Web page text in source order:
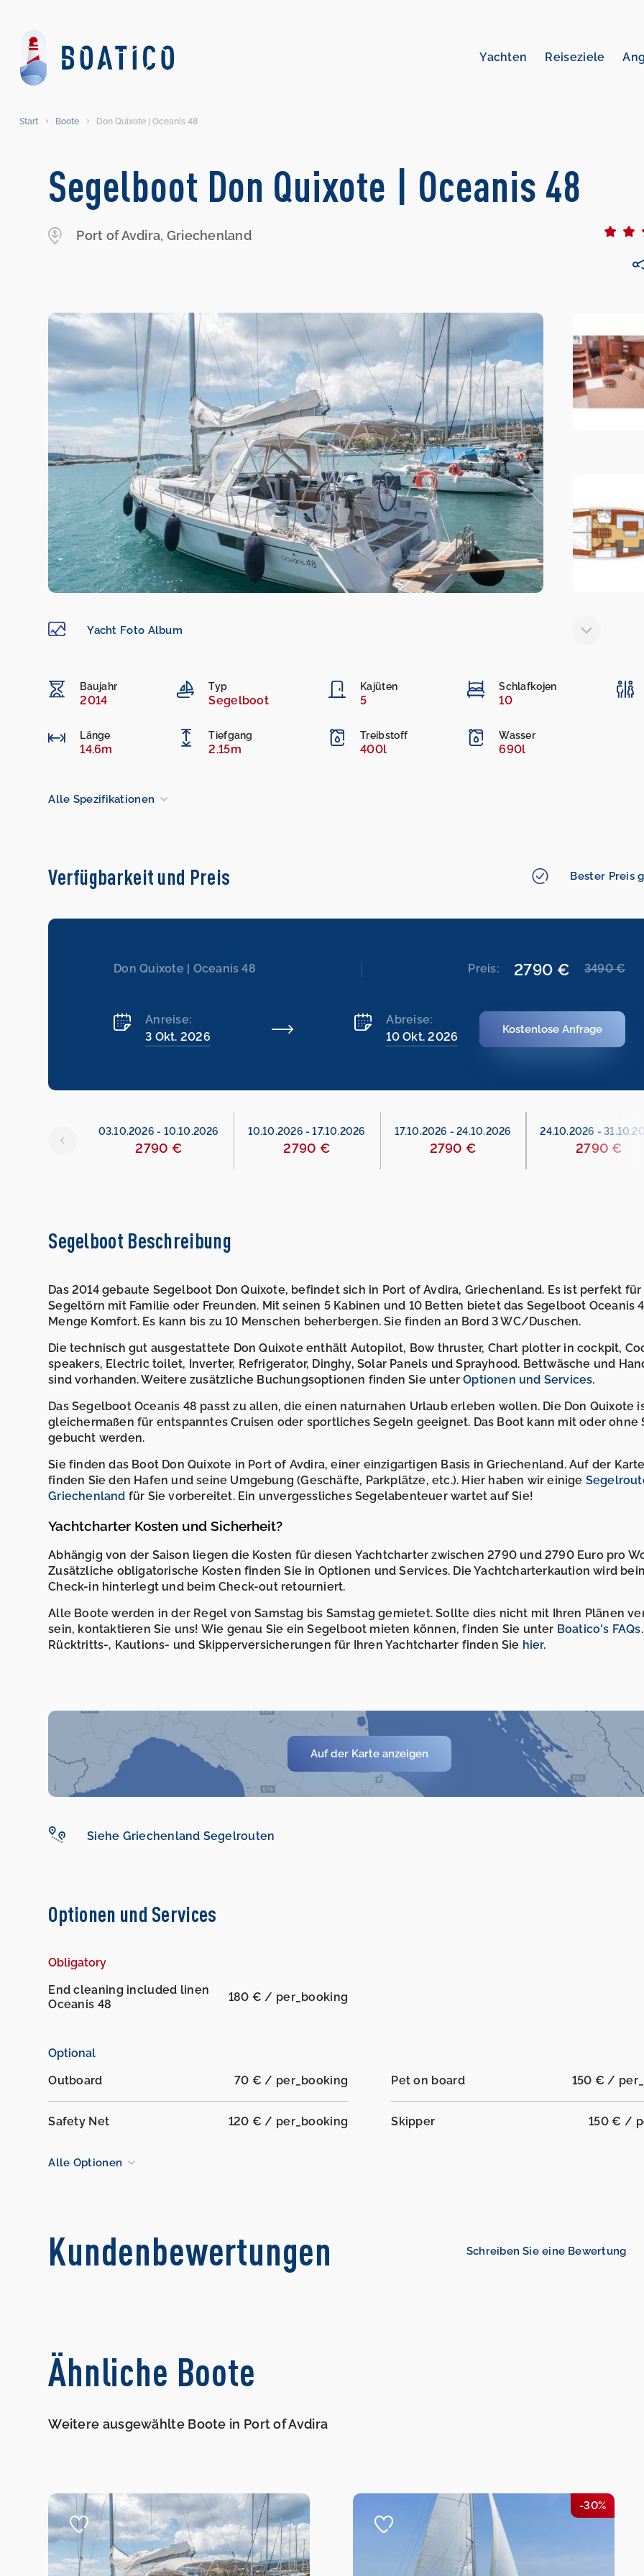
Yachten Reiseziele
Start Boote Don Quixote | Oceanis 48
Segelboot Don Quixote | Oceanis 48
Port of Avdira, Griechenland
Yacht Foto Album
Baujahr
2014
Typ
Segelboot
Kajüten
5
Schlafkojen
10
Länge
14.6m
Tiefgang
2.15m
Treibstoff
400l
Wasser
690l
Alle Spezifikationen
Verfügbarkeit und Preis Bester Preis
Don Quixote | Oceanis 48 Preis: 2790 € 3490 €
Anreise:
3 Okt. 2026
Abreise:
10 Okt. 2026
Kostenlose Anfrage
03.10.2026 - 10.10.2026
2790 €
10.10.2026 -17.10.2026
2790 €
17.10.2026 -24.10.2026
2790 €
24.10.2026 -
2790 €
Segelboot Beschreibung
Das 2014 gebaute Segelboot Don Quixote, befindet sich in Port of Avdira, Griechenland. Es ist perfekt für
Segeltörn mit Familie oder Freunden. Mit seinen 5 Kabinen und 10 Betten bietet das Segelboot Oceanis
Menge Komfort. Es kann bis zu 10 Menschen beherbergen. Sie finden an Bord 3 WC/Duschen.
Die technisch gut ausgestattete Don Quixote enthält Autopilot, Bow thruster, Chart plotter in cockpit,
speakers, Electric toilet, Inverter, Refrigerator, Dinghy, Solar Panels und Sprayhood. Bettwäsche und
sind vorhanden. Weitere zusätzliche Buchungsoptionen finden Sie unterOptionen und Services.
Das Segelboot Oceanis 48 passt zu allen, die einen naturnahen Urlaub erleben wollen. Die Don Quixote
gleichermaßen für entspanntes Cruisen oder sportliches Segeln geeignet. Das Boot kann mit oder ohne
gebucht werden.
Sie finden das Boot Don Quixote in Port of Avdira, einer einzigartigen Basis in Griechenland. Auf der
finden Sie den Hafen und seine Umgebung (Geschäfte, Parkplätze, etc.). Hier haben wir einige
Griechenland für Sie vorbereitet. Ein unvergessliches Segelabenteuer wartet auf Sie!
Yachtcharter Kosten und Sicherheit?
Abhängig von der Saison liegen die Kosten für diesen Yachtcharter zwischen 2790 und 2790 Euro pro
Zusätzliche obligatorische Kosten finden Sie in Optionen und Services. Die Yachtcharterkaution wird
Check-in hinterlegt und beim Check-out retourniert.
Alle Boote werden in der Regel von Samstag bis Samstag gemietet. Sollte dies nicht mit Ihren Plänen
sein, kontaktieren Sie uns! Wie genau Sie ein Segelboot mieten können, finden Sie unter Boatico's FAQs
Rücktritts-, Kautions- und Skipperversicherungen für Ihren Yachtcharter finden Sie hier.
Auf der Karte anzeigen
Siehe Griechenland Segelrouten
Optionen und Services
Obligatory
End cleaning included linen
Oceanis 48
180 € / per_booking
Optional
Outboard
70 € / per_booking Pet on board 150 € /
Safety Net 120 € / per_booking Skipper 150 € /
Alle Optionen
Kundenbewertungen Schreiben Sie eine Bewertung
Ähnliche Boote
Weitere ausgewählte Boote in Port of Avdira
-30%